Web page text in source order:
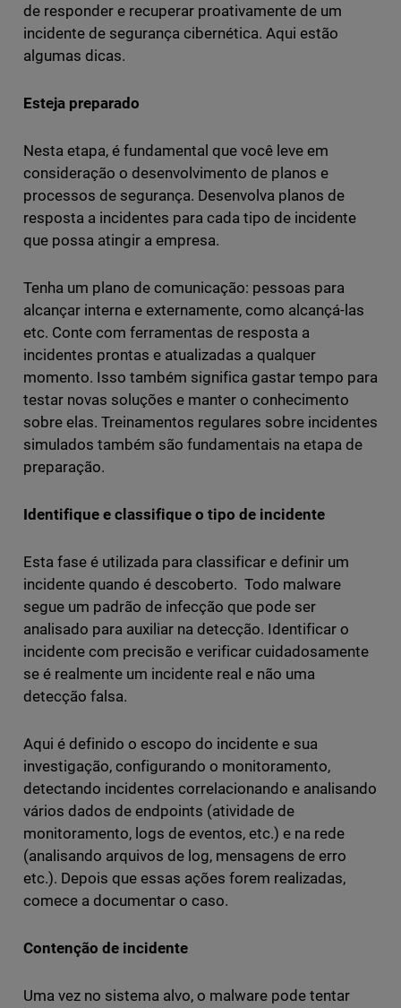
de responder e recuperar proativamente de um
incidente de segurança cibernética. Aqui estão
algumas dicas.
Esteja preparado
Nesta etapa, é fundamental que você leve em
consideração o desenvolvimento de planos e
processos de segurança. Desenvolva planos de
resposta a incidentes para cada tipo de incidente
que possa atingir a empresa.
Tenha um plano de comunicação: pessoas para
alcançar interna e externamente, como alcançá-las
etc. Conte com ferramentas de resposta a
incidentes prontas e atualizadas a qualquer
momento. Isso também significa gastar tempo para
testar novas soluções e manter o conhecimento
sobre elas. Treinamentos regulares sobre incidentes
simulados também são fundamentais na etapa de
preparação.
Identifique e classifique o tipo de incidente
Esta fase é utilizada para classificar e definir um
incidente quando é descoberto. Todo malware
segue um padrão de infecção que pode ser
analisado para auxiliar na detecção. Identificar o
incidente com precisão e verificar cuidadosamente
se é realmente um incidente real e não uma
detecção falsa.
Aqui é definido o escopo do incidente e sua
investigação, configurando o monitoramento,
detectando incidentes correlacionando e analisando
vários dados de endpoints (atividade de
monitoramento, logs de eventos, etc.) e na rede
(analisando arquivos de log, mensagens de erro
etc.). Depois que essas ações forem realizadas,
comece a documentar o caso.
Contenção de incidente
Uma vez no sistema alvo, o malware pode tentar